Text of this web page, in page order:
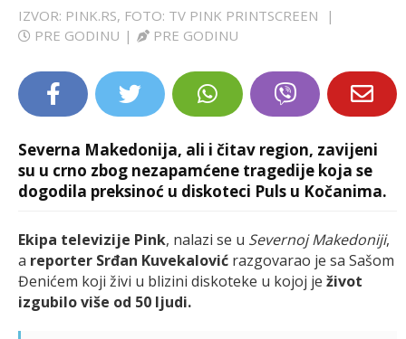
IZVOR: PINK.RS, FOTO: TV PINK PRINTSCREEN
|
PRE GODINU | PRE GODINU
Severna Makedonija, ali i čitav region, zavijeni
su u crno zbog nezapamćene tragedije koja se
dogodila preksinoć u diskoteci Puls u Kočanima.
Ekipa televizije Pink, nalazi se u Severnoj Makedoniji,
a reporter Srđan Kuvekalović razgovarao je sa Sašom
Đenićem koji živi u blizini diskoteke u kojoj je život
izgubilo više od 50 ljudi.